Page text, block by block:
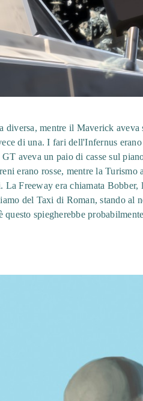
mentre il Maverick
di una. I fari dell'Infernus
aveva un paio di casse sul
erano rosse, mentre la
La Freeway era chiamata
del Taxi di Roman, stando al
spiegherebbe